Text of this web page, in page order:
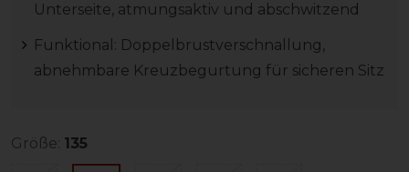
Unterseite, atmungsaktiv und abschwitzend
Funktional: Doppelbrustverschnallung,
abnehmbare Kreuzbegurtung für sicheren Sitz
Größe: 135